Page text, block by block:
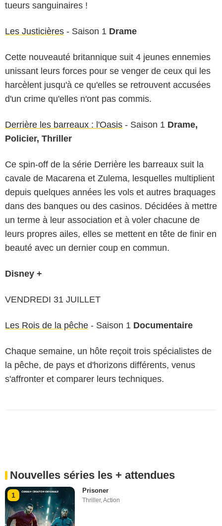
tueurs sanguinaires !
Les Justicières - Saison 1 Drame
Cette nouveauté britannique suit 4 jeunes ennemies
unissant leurs forces pour se venger de ceux qui les
harcèlent jusqu'à ce qu'elles se retrouvent accusées
d'un crime qu'elles n'ont pas commis.
Derrière les barreaux : l'Oasis - Saison 1 Drame,
Policier, Thriller
Ce spin-off de la série Derrière les barreaux suit la
cavale de Macarena et Zulema, lesquelles multiplient
depuis quelques années les vols et autres braquages
dans des banques ou des casinos. Décidées à mettre
un terme à leur association et à voler chacune de
leurs propres ailes, elles se mettent en tête de finir en
beauté avec un dernier coup en commun.
Disney +
VENDREDI 31 JUILLET
Les Rois de la pêche - Saison 1 Documentaire
Chaque semaine, un hôte reçoit trois spécialistes de
la pêche, de pays et d'horizons différents, venus
s'affronter et comparer leurs techniques.
Nouvelles séries les + attendues
1
Prisoner
Thriller,Action